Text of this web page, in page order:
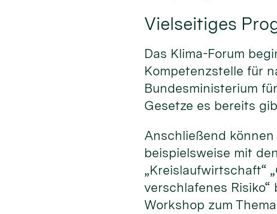
Vielseitiges
Das Klima-Forum
Kompetenzstelle für
Bundesministerium
Gesetze es bereits
Anschließend
beispielsweise mit
„Kreislaufwirtschaft“
verschlafenes
Workshop zum